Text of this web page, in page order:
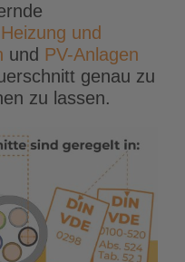
Heizung und
und PV-Anlagen
genau zu
zu lassen.